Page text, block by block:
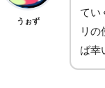
うぉず
てい
リの
ば幸